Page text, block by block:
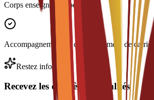
Corps enseignant expérimenté
Accompagnement au développement de carrière
Restez informé
Recevez les dernières actualités